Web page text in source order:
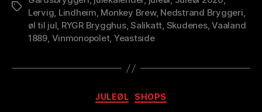
Stikkord
Lervig, Lindheim, Monkey Brew, Nedstrand Bryggeri,
øl til jul, RYGR Brygghus,Salikatt, Skudenes,Vaaland
1889, Vinmonopolet, Yeastside
Kategorier
JULEØL SHOPS
v